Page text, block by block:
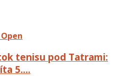
tenisu pod Tatrami:
5….